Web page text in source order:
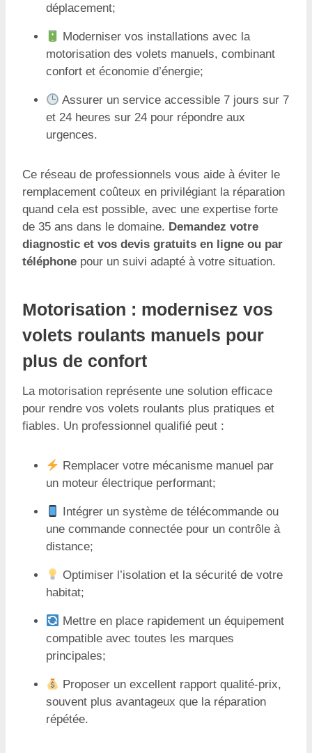
déplacement;
Moderniser vos installations avec la
motorisation des volets manuels, combinant
confort et économie d’énergie;
Assurer un service accessible 7 jours sur 7
et 24 heures sur 24 pour répondre aux
urgences.
Ce réseau de professionnels vous aide à éviter le
remplacement coûteux en privilégiant la réparation
quand cela est possible, avec une expertise forte
de 35 ans dans le domaine. Demandez votre
diagnostic et vos devis gratuits en ligne ou par
téléphone pour un suivi adapté à votre situation.
Motorisation : modernisez vos
volets roulants manuels pour
plus de confort
La motorisation représente une solution efficace
pour rendre vos volets roulants plus pratiques et
fiables. Un professionnel qualifié peut :
Remplacer votre mécanisme manuel par
un moteur électrique performant;
Intégrer un système de télécommande ou
une commande connectée pour un contrôle à
distance;
Optimiser l’isolation et la sécurité de votre
habitat;
Mettre en place rapidement un équipement
compatible avec toutes les marques
principales;
Proposer un excellent rapport qualité-prix,
souvent plus avantageux que la réparation
répétée.